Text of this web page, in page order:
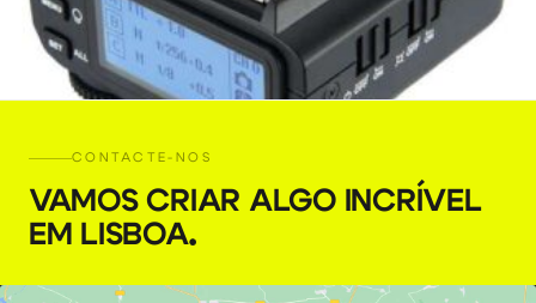
Trigger Godox X2 (Sony)
CONTACTE-NOS
VAMOS CRIAR ALGO INCRÍVEL
EM LISBOA.